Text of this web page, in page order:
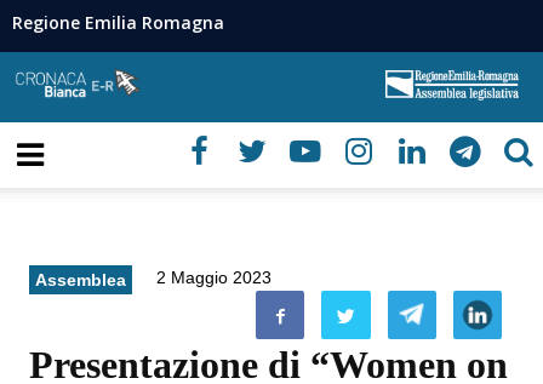
Regione Emilia Romagna
Assemblea 2 Maggio 2023
Presentazione di “Women on